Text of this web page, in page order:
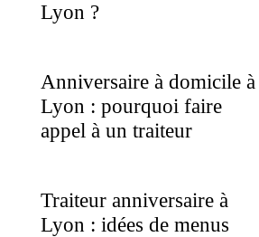
Lyon ?
Anniversaire à domicile à
Lyon : pourquoi faire
appel à un traiteur
Traiteur anniversaire à
Lyon : idées de menus